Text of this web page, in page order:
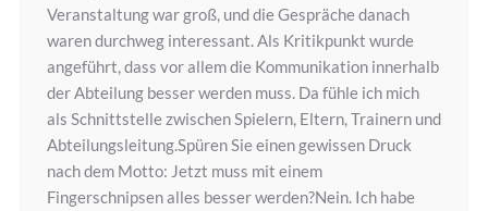
Veranstaltung war groß, und die Gespräche danach
waren durchweg interessant. Als Kritikpunkt wurde
angeführt, dass vor allem die Kommunikation innerhalb
der Abteilung besser werden muss. Da fühle ich mich
als Schnittstelle zwischen Spielern, Eltern, Trainern und
Abteilungsleitung.Spüren Sie einen gewissen Druck
nach dem Motto: Jetzt muss mit einem
Fingerschnipsen alles besser werden?Nein. Ich habe